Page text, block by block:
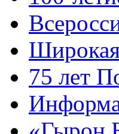
75 лет